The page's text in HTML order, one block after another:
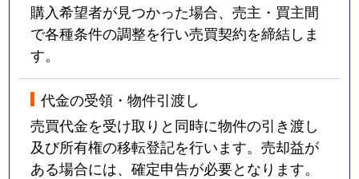
購入希望者が見つかった場合、売主・買主間
で各種条件の調整を行い売買契約を締結しま
す。
代金の受領・物件引渡し
売買代金を受け取りと同時に物件の引き渡し
及び所有権の移転登記を行います。売却益が
ある場合には、確定申告が必要となります。